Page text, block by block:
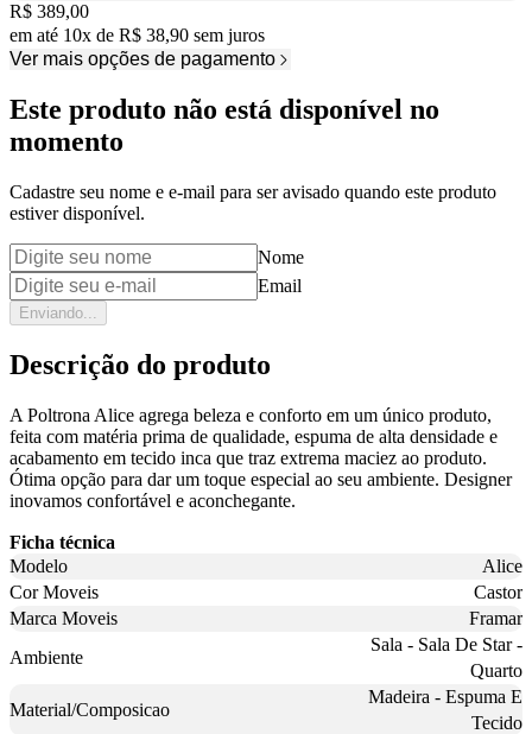
Price:
R$ 389,00
em até 10x de R$ 38,90 sem juros
Ver mais opções de pagamento
Este produto não está disponível no
momento
Cadastre seu nome e e-mail para ser avisado quando este produto
estiver disponível.
Nome
Email
Enviando...
Descrição do produto
A Poltrona Alice agrega beleza e conforto em um único produto,
feita com matéria prima de qualidade, espuma de alta densidade e
acabamento em tecido inca que traz extrema maciez ao produto.
Ótima opção para dar um toque especial ao seu ambiente. Designer
inovamos confortável e aconchegante.
Ficha técnica
Modelo
Alice
Cor Moveis
Castor
Marca Moveis
Framar
Ambiente
Sala - Sala De Star -
Quarto
Material/Composicao
Madeira - Espuma E
Tecido